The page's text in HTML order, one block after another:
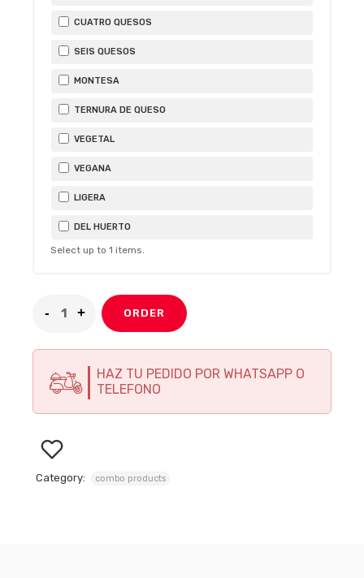
CUATRO QUESOS
SEIS QUESOS
MONTESA
TERNURA DE QUESO
VEGETAL
VEGANA
LIGERA
DEL HUERTO
Select up to 1 items.
ORDER
HAZ TU PEDIDO POR WHATSAPP O
TELEFONO
Category: combo products